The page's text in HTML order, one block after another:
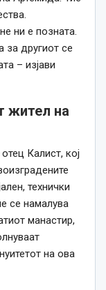
ни е позната.
за другиот се
– изјави
жител на
Калист, кој
технички
се намалува
манастир,
на ова